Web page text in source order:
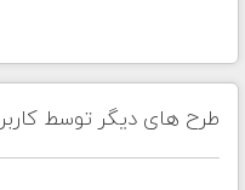
طرح های دیگر توسط کاربر mihantarh